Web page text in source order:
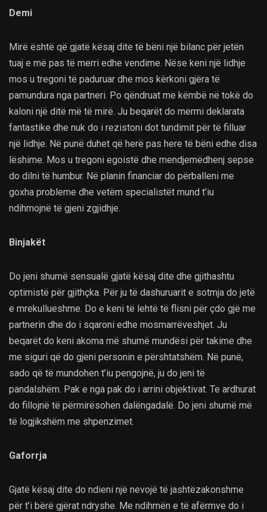
Demi
Mirë është që gjatë kësaj dite të bëni një bilanc për jetën
tuaj e më pas të merri edhe vendime. Nëse keni një lidhje
mos u tregoni të paduruar dhe mos kërkoni gjëra të
pamundura nga partneri. Po qëndruat me këmbë në tokë do
kaloni një ditë më të mirë. Ju beqarët do merrni deklarata
fantastike dhe nuk do i rezistoni dot tundimit për të filluar
një lidhje. Në punë duhet që herë pas here të bëni edhe disa
lëshime. Mos u tregoni egoistë dhe mendjemëdhenj sepse
do dilni të humbur. Në planin financiar do përballeni me
goxha probleme dhe vetëm specialistët mund t’iu
ndihmojnë të gjeni zgjidhje.
Binjakët
Do jeni shumë sensualë gjatë kësaj dite dhe gjithashtu
optimistë për gjithçka. Për ju të dashuruarit e sotmja do jetë
e mrekullueshme. Do e keni të lehtë të flisni për çdo gjë me
partnerin dhe do i sqaroni edhe mosmarrëveshjet. Ju
beqarët do keni akoma më shumë mundësi për takime dhe
me siguri që do gjeni personin e përshtatshëm. Në punë,
sado që të mundohen t’iu pengojnë, ju do jeni të
pandalshëm. Pak e nga pak do i arrini objektivat. Te ardhurat
do fillojnë të përmirësohen dalëngadalë. Do jeni shumë më
të logjikshëm me shpenzimet.
Gaforrja
Gjatë kësaj dite do ndieni një nevojë të jashtëzakonshme
për t’i bërë gjërat ndryshe. Me ndihmën e të afërmve do i